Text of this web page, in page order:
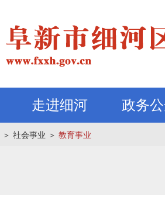
走进细河 政务
＞ 社会事业 ＞ 教育事业